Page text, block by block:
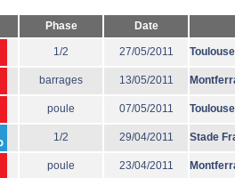
Phase Date
1/2 27/05/2011 Toulouse
barrages 13/05/2011
poule 07/05/2011 Toulouse
1/2 29/04/2011 Stade
poule 23/04/2011